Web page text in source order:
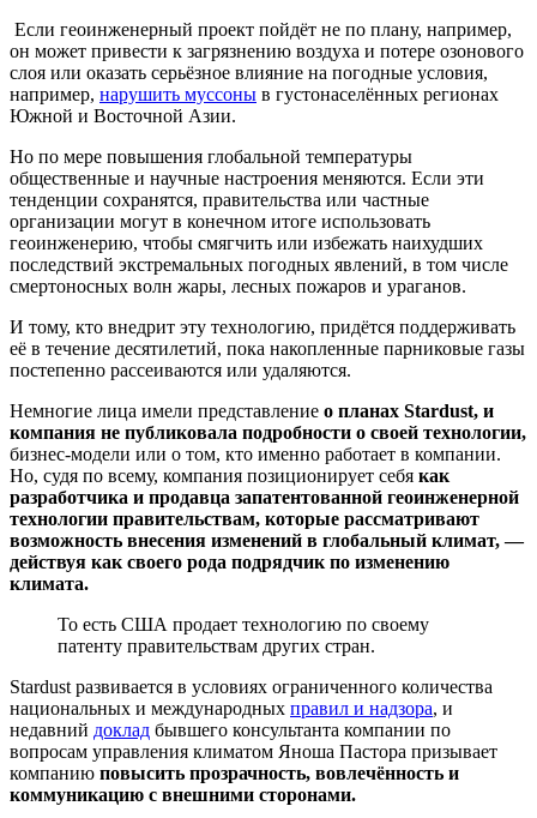
Если геоинженерный проект пойдёт не по плану, например,
он может привести к загрязнению воздуха и потере озонового
слоя или оказать серьёзное влияние на погодные условия,
например, нарушить муссоны в густонаселённых регионах
Южной и Восточной Азии.
Но по мере повышения глобальной температуры
общественные и научные настроения меняются. Если эти
тенденции сохранятся, правительства или частные
организации могут в конечном итоге использовать
геоинженерию, чтобы смягчить или избежать наихудших
последствий экстремальных погодных явлений, в том числе
смертоносных волн жары, лесных пожаров и ураганов.
И тому, кто внедрит эту технологию, придётся поддерживать
её в течение десятилетий, пока накопленные парниковые газы
постепенно рассеиваются или удаляются.
Немногие лица имели представление о планах Stardust, и
компания не публиковала подробности о своей технологии,
бизнес-модели или о том, кто именно работает в компании.
Но, судя по всему, компания позиционирует себя как
разработчика и продавца запатентованной геоинженерной
технологии правительствам, которые рассматривают
возможность внесения изменений в глобальный климат, —
действуя как своего рода подрядчик по изменению
климата.
То есть США продает технологию по своему
патенту правительствам других стран.
Stardust развивается в условиях ограниченного количества
национальных и международных правил и надзора, и
недавний доклад бывшего консультанта компании по
вопросам управления климатом Яноша Пастора призывает
компанию повысить прозрачность, вовлечённость и
коммуникацию с внешними сторонами.